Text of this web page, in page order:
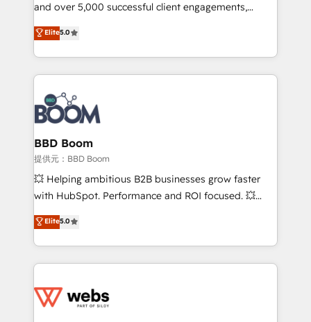
opportunités d'affaires ➤ La mise en place de
stratégies d'acquisition marketing (SEO, SEA,
inbound, automatisation marketing, ABM, IA,
emailing) Informations clés : - 10 ans d'expérience -
100+ intégrations CRM HubSpot réussies - 40
experts conseil - 150 certifications HubSpot
cumulées
and over 5,000 successful client engagements,
Vonazon turns marketing complexity into
measurable, scalable growth. From onboarding to
enterprise-grade campaigns, our in-house team
builds scalable strategies that drive long-term
revenue. ⚙️ HubSpot Integration & Optimization •
Seamless CRM, CMS, and automation setup •
Complex platform migrations and data cleanups •
Custom APIs and third-party integrations 📈 End-to-
End Revenue Acceleration • Lifecycle marketing and
pipeline growth programs • Sales enablement tools
and CRM optimization • Retention strategies with
Execution • 750+ onboardings and 2,000+
implementations • Deep expertise across marketing,
Elite5.0
BBD Boom
提供元：BBD Boom
💥 Helping ambitious B2B businesses grow faster
with HubSpot. Performance and ROI focused. 💥
BBD Boom is the HubSpot partner that can help you
to HubSpot Better. We work with your teams to
solve all your HubSpot challenges and improve user
adoption, sales process and marketing results.
the first time 🔧 Designing and optimising your
Elite5.0